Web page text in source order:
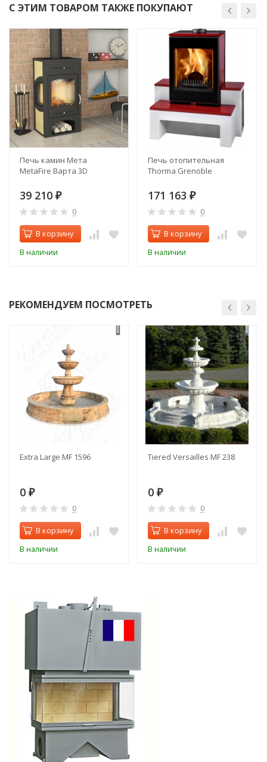
С ЭТИМ ТОВАРОМ ТАКЖЕ ПОКУПАЮТ
Печь камин Мета
MetaFire Варта 3D
39 210 ₽
0
В корзину
В наличии
Печь отопительная
Thorma Grenoble
171 163 ₽
0
В корзину
В наличии
РЕКОМЕНДУЕМ ПОСМОТРЕТЬ
Extra Large MF 1596
0 ₽
0
В корзину
В наличии
Tiered Versailles MF 238
0 ₽
0
В корзину
В наличии